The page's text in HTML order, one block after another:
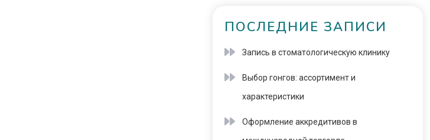
ПОСЛЕДНИЕ ЗАПИСИ
Запись в стоматологическую клинику
Выбор гонгов: ассортимент и
характеристики
Оформление аккредитивов в